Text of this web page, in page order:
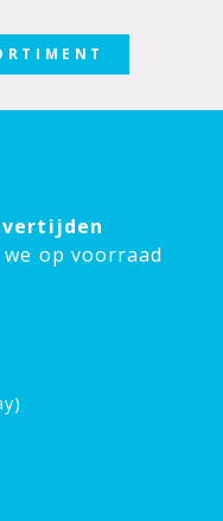
op voorraad